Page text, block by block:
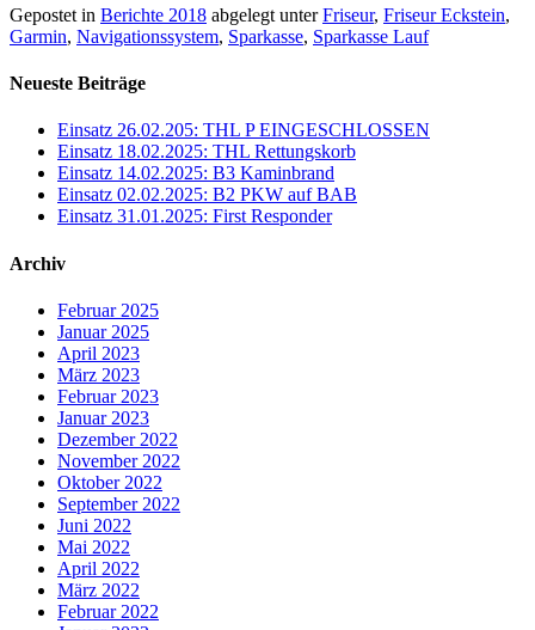
Gepostet in Berichte 2018 abgelegt unterFriseur, Friseur Eckstein,
Garmin, Navigationssystem, Sparkasse, Sparkasse Lauf
Neueste Beiträge
Einsatz 26.02.205: THL P EINGESCHLOSSEN
Einsatz 18.02.2025: THL Rettungskorb
Einsatz 14.02.2025: B3 Kaminbrand
Einsatz 02.02.2025: B2 PKW auf BAB
Einsatz 31.01.2025: First Responder
Archiv
Februar 2025
Januar 2025
April 2023
März 2023
Februar 2023
Januar 2023
Dezember 2022
November 2022
Oktober 2022
September 2022
Juni 2022
Mai 2022
April 2022
März 2022
Februar 2022